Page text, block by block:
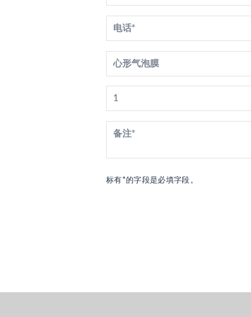
标有*的字段是必填字段。